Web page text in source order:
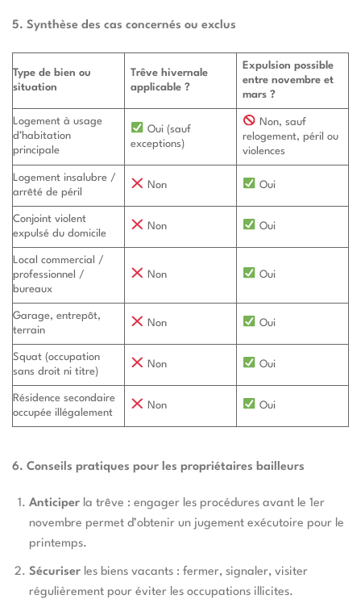
5. Synthèse des cas concernés ou exclus
Type de bien ou
situation
Trêve hivernale
applicable ?
Expulsion possible
entre novembre et
mars ?
Logement à usage
d’habitation
principale
Oui (sauf
exceptions)
Non, sauf
relogement, péril ou
violences
Logement insalubre /
arrêté de péril
Non Oui
Conjoint violent
expulsé du domicile
Non Oui
Local commercial /
professionnel /
bureaux
Non Oui
Garage, entrepôt,
terrain
Non Oui
Squat (occupation
sans droit ni titre)
Non Oui
Résidence secondaire
occupée illégalement
Non Oui
6. Conseils pratiques pour les propriétaires bailleurs
Anticiperla trêve : engager les procédures avant le 1er
novembre permet d’obtenir un jugement exécutoire pour le
printemps.
Sécuriserles biens vacants : fermer, signaler, visiter
régulièrement pour éviter les occupations illicites.